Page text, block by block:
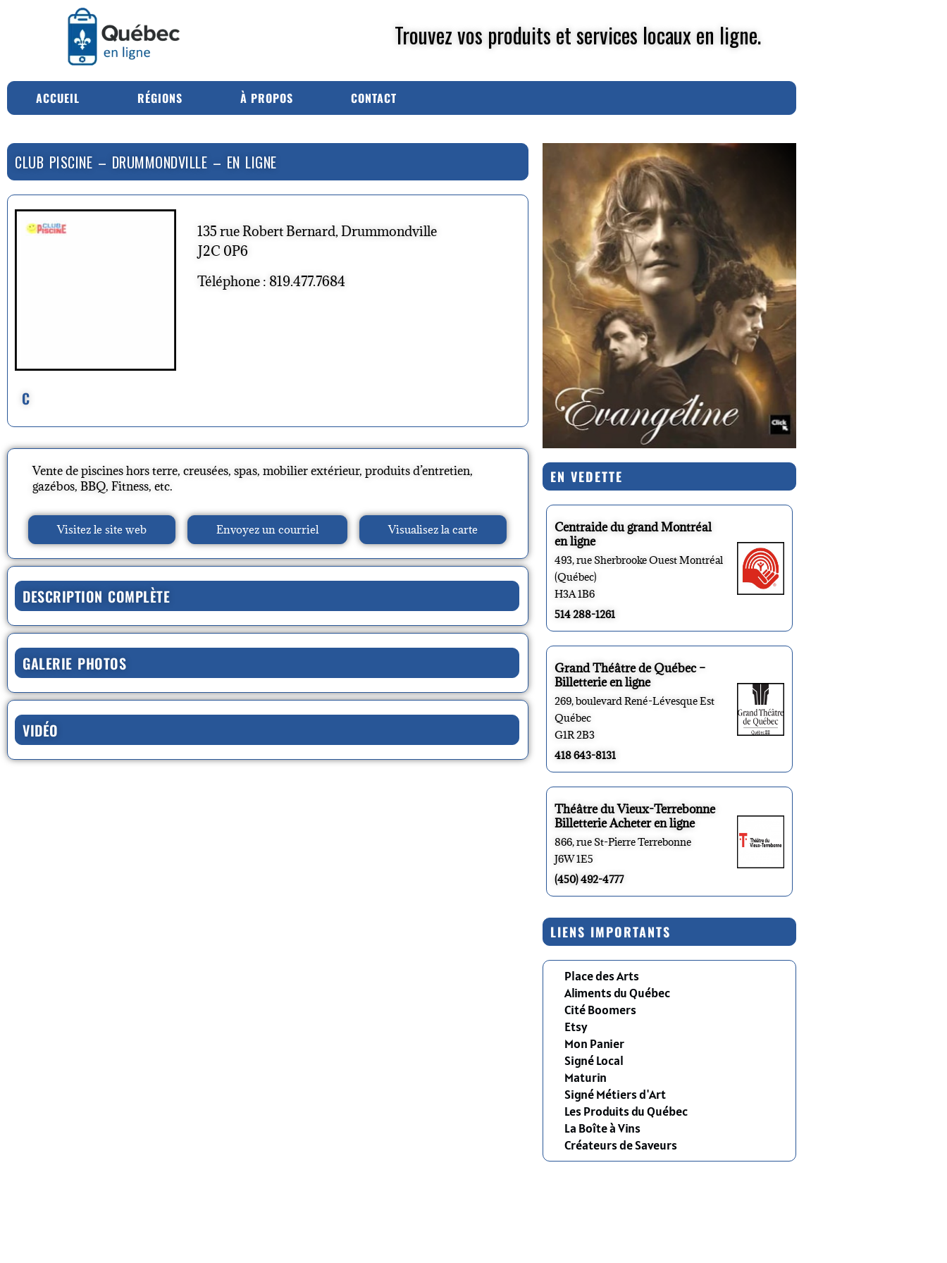
Trouvez vos produits et services locaux en ligne.
ACCUEIL RÉGIONS À PROPOS CONTACT
CLUB PISCINE – DRUMMONDVILLE – EN LIGNE
C
135 rue Robert Bernard, Drummondville
J2C 0P6
Téléphone : 819.477.7684
Vente de piscines hors terre, creusées, spas, mobilier extérieur, produits d’entretien,
gazébos, BBQ, Fitness, etc.
Visitez le site web Envoyez un courriel Visualisez la carte
DESCRIPTION COMPLÈTE
GALERIE PHOTOS
VIDÉO
EN VEDETTE
Centraide du grand Montréal
en ligne
493, rue Sherbrooke Ouest Montréal
(Québec)
H3A 1B6
514 288-1261
Grand Théâtre de Québec –
Billetterie en ligne
269, boulevard René-Lévesque Est
Québec
G1R 2B3
418 643-8131
Théâtre du Vieux-Terrebonne
Billetterie Acheter en ligne
866, rue St-Pierre Terrebonne
J6W 1E5
(450) 492-4777
LIENS IMPORTANTS
Place des Arts
Aliments du Québec
Cité Boomers
Etsy
Mon Panier
Signé Local
Maturin
Signé Métiers d'Art
Les Produits du Québec
La Boîte à Vins
Créateurs de Saveurs